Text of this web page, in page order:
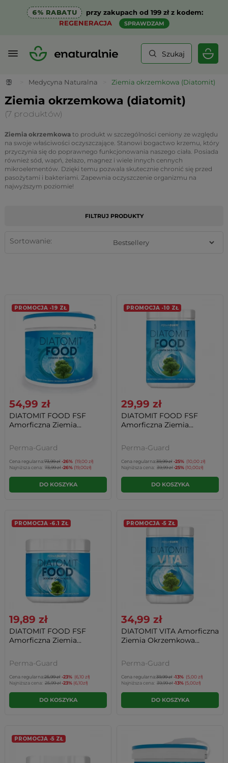
6% RABATU
przy zakupach od 199 zł z kodem:
REGENERACJA
SPRAWDZAM
Szukaj
Medycyna Naturalna Ziemia okrzemkowa (Diatomit)
Ziemia okrzemkowa (diatomit)
(7 produktów)
Ziemia okrzemkowa to produkt w szczególności ceniony ze względu
na swoje właściwości oczyszczające. Stanowi bogactwo krzemu, który
przyczynia się do poprawnego funkcjonowania naszego ciała. Posiada
również sód, wapń, żelazo, magnez i wiele innych cennych
mikroelementów. Dzięki temu pozwala skutecznie chronić się przed
pasożytami i bakteriami. Zapewnia oczyszczenie organizmu na
najwyższym poziomie!
FILTRUJ PRODUKTY
Sortowanie:
PROMOCJA -19 ZŁ
54,99 zł
DIATOMIT FOOD FSF
Amorficzna Ziemia...
Perma-Guard
Cena regularna:73,99 zł -26% (19,00 zł)
Najniższa cena: 73,99 zł-26% (19,00zł)
DO KOSZYKA
PROMOCJA -10 ZŁ
29,99 zł
DIATOMIT FOOD FSF
Amorficzna Ziemia...
Perma-Guard
Cena regularna:39,99 zł -25% (10,00 zł)
Najniższa cena: 39,99 zł-25% (10,00zł)
DO KOSZYKA
PROMOCJA -6.1 ZŁ
19,89 zł
DIATOMIT FOOD FSF
Amorficzna Ziemia...
Perma-Guard
Cena regularna:25,99 zł -23% (6,10 zł)
Najniższa cena: 25,99 zł-23% (6,10zł)
DO KOSZYKA
PROMOCJA -5 ZŁ
34,99 zł
DIATOMIT VITA Amorficzna
Ziemia Okrzemkowa...
Perma-Guard
Cena regularna:39,99 zł -13% (5,00 zł)
Najniższa cena: 39,99 zł-13% (5,00zł)
DO KOSZYKA
PROMOCJA -5 ZŁ